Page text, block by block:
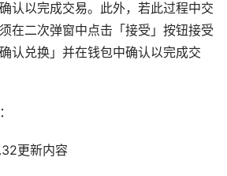
认以完成交易。此外，若此过程中交
在二次弹窗中点击「接受」按钮接受
认兑换」并在钱包中确认以完成交
更新内容